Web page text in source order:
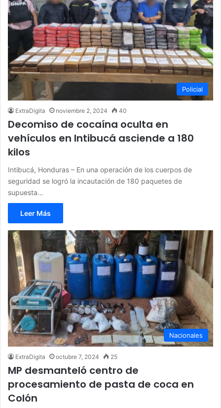
Policial
ExtraDigita noviembre 2, 2024 40
Decomiso de cocaína oculta en
vehículos en Intibucá asciende a 180
kilos
Intibucá, Honduras – En una operación de los cuerpos de
seguridad se logró la incautación de 180 paquetes de
supuesta…
Leer Más
Nacionales
ExtraDigita octubre 7, 2024 25
MP desmanteló centro de
procesamiento de pasta de coca en
Colón